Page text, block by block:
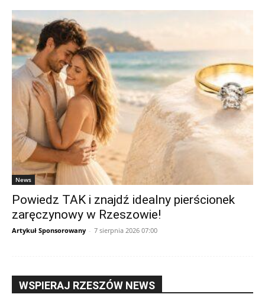
News
Powiedz TAK i znajdź idealny pierścionek
zaręczynowy w Rzeszowie!
Artykuł Sponsorowany - 7 sierpnia 2026 07:00
WSPIERAJ RZESZÓW NEWS